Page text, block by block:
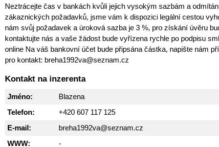
Neztrácejte čas v bankách kvůli jejich vysokým sazbám a
zákaznických požadavků, jsme vám k dispozici legální cestou
nám svůj požadavek a úroková sazba je 3 %, pro získání úvěru
kontaktujte nás a vaše žádost bude vyřízena rychle po podpisu
online Na váš bankovní účet bude připsána částka, napište nám
pro kontakt: breha1992va@seznam.cz
Kontakt na inzerenta
Jméno:
Blazena
Telefon:
+420 607 117 125
E-mail:
breha1992va@seznam.cz
WWW:
-